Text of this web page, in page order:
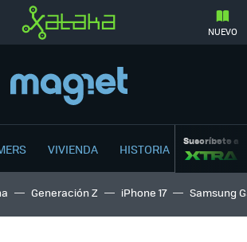
NUEVO
VIVIENDA HISTORIA Suscríbete a
Generación Z iPhone 17 Samsung